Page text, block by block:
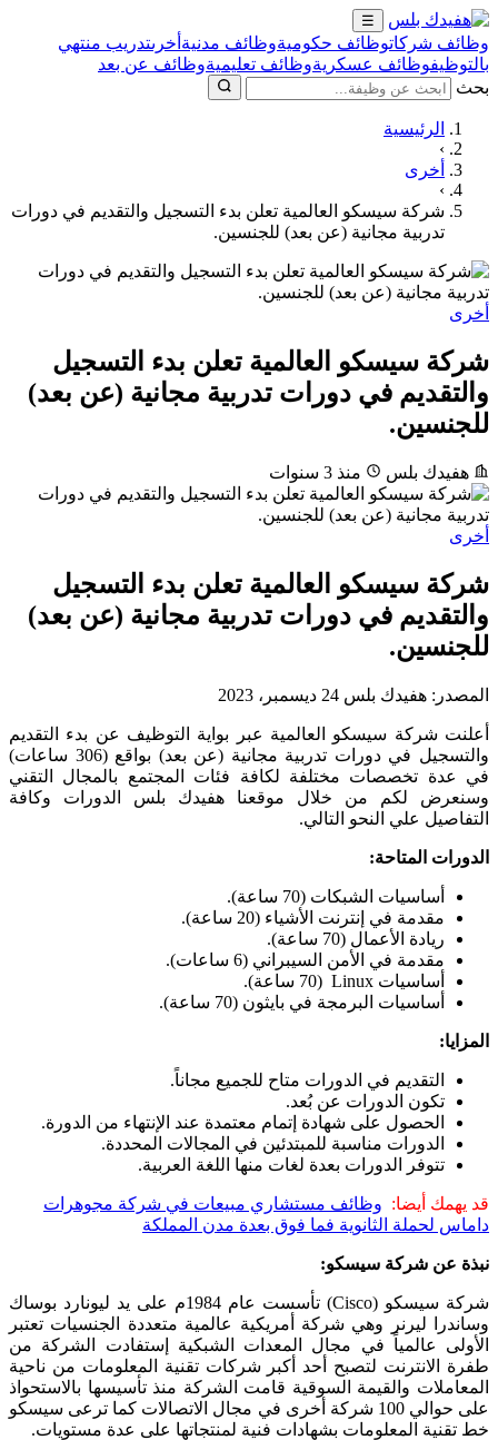
☰
وظائف شركاتوظائف حكوميةوظائف مدنية أخرىتدريب منتهي
بالتوظيفوظائف عسكريةوظائف تعليميةوظائف عن بعد
بحث
الرئيسية
›
أخرى
›
شركة سيسكو العالمية تعلن بدء التسجيل والتقديم في دورات
تدربية مجانية (عن بعد) للجنسين.
أخرى
شركة سيسكو العالمية تعلن بدء التسجيل
والتقديم في دورات تدربية مجانية (عن بعد)
للجنسين.
هفيدك بلس منذ 3 سنوات
أخرى
شركة سيسكو العالمية تعلن بدء التسجيل
والتقديم في دورات تدربية مجانية (عن بعد)
للجنسين.
المصدر: هفيدك بلس 24 ديسمبر، 2023
أعلنت شركة سيسكو العالمية عبر بواية التوظيف عن بدء التقديم
والتسجيل في دورات تدربية مجانية (عن بعد) بواقع (306 ساعات)
في عدة تخصصات مختلفة لكافة فئات المجتمع بالمجال التقني
وسنعرض لكم من خلال موقعنا هفيدك بلس الدورات وكافة
التفاصيل علي النحو التالي.
الدورات المتاحة:
أساسيات الشبكات (70 ساعة).
مقدمة في إنترنت الأشياء (20 ساعة).
ريادة الأعمال (70 ساعة).
مقدمة في الأمن السيبراني (6 ساعات).
أساسيات Linux (70 ساعة).
أساسيات البرمجة في بايثون (70 ساعة).
المزايا:
التقديم في الدورات متاح للجميع مجاناً.
تكون الدورات عن بُعد.
الحصول على شهادة إتمام معتمدة عند الإنتهاء من الدورة.
الدورات مناسبة للمبتدئين في المجالات المحددة.
تتوفر الدورات بعدة لغات منها اللغة العربية.
قد يهمك أيضا: وظائف مستشاري مبيعات في شركة مجوهرات
داماس لحملة الثانوية فما فوق بعدة مدن المملكة
نبذة عن شركة سيسكو:
شركة سيسكو (Cisco) تأسست عام 1984م على يد ليونارد بوساك
وساندرا ليرنر وهي شركة أمريكية عالمية متعددة الجنسيات تعتبر
الأولى عالمياً في مجال المعدات الشبكية إستفادت الشركة من
طفرة الانترنت لتصبح أحد أكبر شركات تقنية المعلومات من ناحية
المعاملات والقيمة السوقية قامت الشركة منذ تأسيسها بالاستحواذ
على حوالي 100 شركة أخرى في مجال الاتصالات كما ترعى سيسكو
خط تقنية المعلومات بشهادات فنية لمنتجاتها على عدة مستويات.